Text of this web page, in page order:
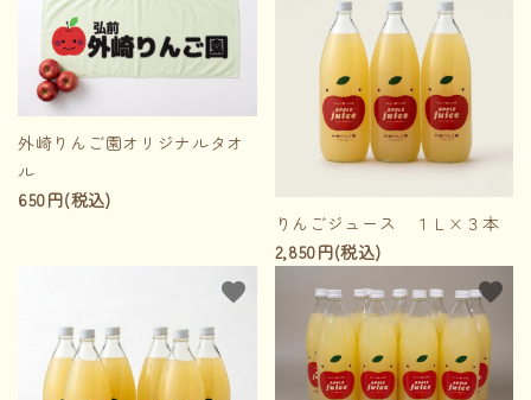
外崎りんご園オリジナルタオ
ル
650円(税込)
りんごジュース １Ｌ×３本
2,850円(税込)
favorite favorite